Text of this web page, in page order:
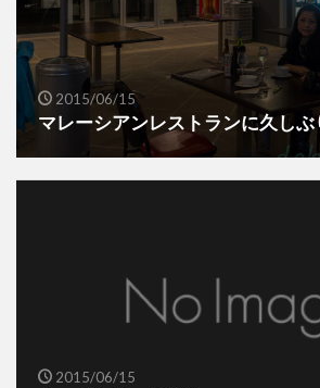
2015/06/15
マレーシアンレストランに久し
2015/06/15